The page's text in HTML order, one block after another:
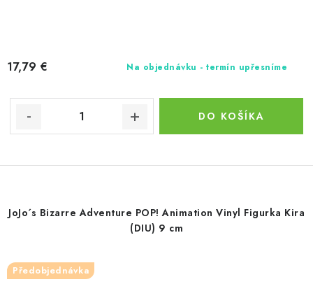
Na objednávku - termín upřesníme
17,79 €
DO KOŠÍKA
JoJo´s Bizarre Adventure POP! Animation Vinyl Figurka Kira
(DIU) 9 cm
Předobjednávka